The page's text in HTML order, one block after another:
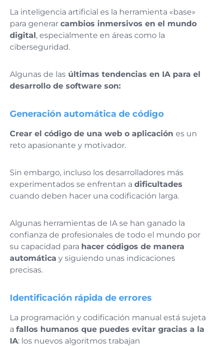
La inteligencia artificial es la herramienta «base»
para generar cambios inmersivos en el mundo
digital, especialmente en áreas como la
ciberseguridad.
Algunas de las últimas tendencias en IA para el
desarrollo de software son:
Generación automática de código
Crear el código de una web o aplicación es un
reto apasionante y motivador.
Sin embargo, incluso los desarrolladores más
experimentados se enfrentan a dificultades
cuando deben hacer una codificación larga.
Algunas herramientas de IA se han ganado la
confianza de profesionales de todo el mundo por
su capacidad para hacer códigos de manera
automática y siguiendo unas indicaciones
precisas.
Identificación rápida de errores
La programación y codificación manual está sujeta
a fallos humanos que puedes evitar gracias a la
IA: los nuevos algoritmos trabajan